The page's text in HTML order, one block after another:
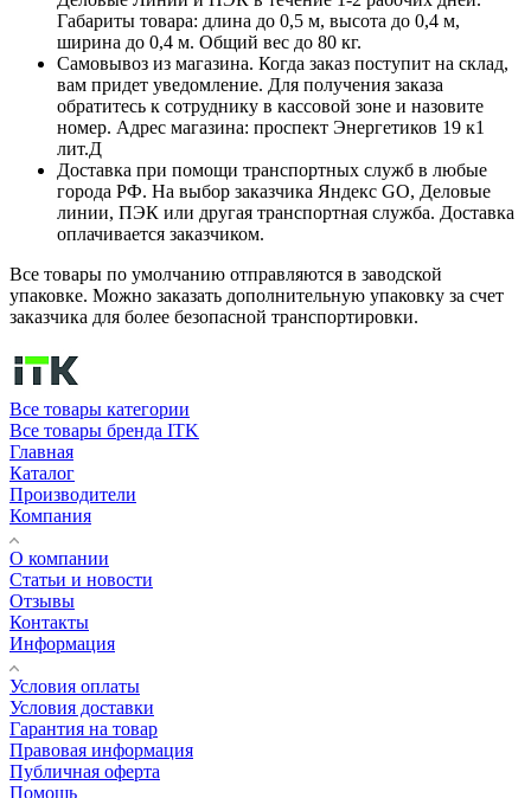
Габариты товара: длина до 0,5 м, высота до 0,4 м,
ширина до 0,4 м. Общий вес до 80 кг.
Самовывоз из магазина. Когда заказ поступит на склад,
вам придет уведомление. Для получения заказа
обратитесь к сотруднику в кассовой зоне и назовите
номер. Адрес магазина: проспект Энергетиков 19 к1
лит.Д
Доставка при помощи транспортных служб в любые
города РФ. На выбор заказчика Яндекс GO, Деловые
линии, ПЭК или другая транспортная служба. Доставка
оплачивается заказчиком.
Все товары по умолчанию отправляются в заводской
упаковке. Можно заказать дополнительную упаковку за счет
заказчика для более безопасной транспортировки.
Все товары категории
Все товары бренда ITK
Главная
Каталог
Производители
Компания
О компании
Статьи и новости
Отзывы
Контакты
Информация
Условия оплаты
Условия доставки
Гарантия на товар
Правовая информация
Публичная оферта
Помощь